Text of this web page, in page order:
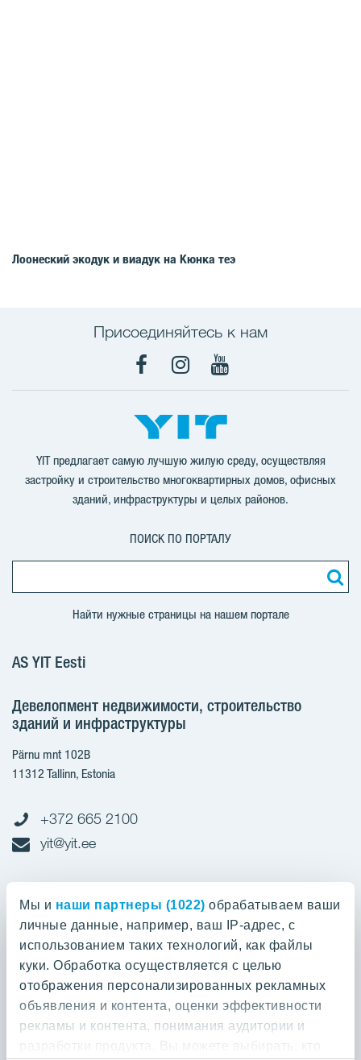
Мы и наши партнеры (1022) обрабатываем ваши
личные данные, например, ваш IP-адрес, с
использованием таких технологий, как файлы
куки. Обработка осуществляется с целью
отображения персонализированных рекламных
объявления и контента, оценки эффективности
рекламы и контента, понимания аудитории и
разработки продукта. Вы можете выбирать, кто
Лоонеский экодук и виадук на Кюнка теэ
Присоединяйтесь к нам
FacebookInstagram
YouTube
YIT предлагает самую лучшую жилую среду, осуществляя
застройку и строительство многоквартирных домов, офисных
зданий, инфраструктуры и целых районов.
ПОИСК ПО ПОРТАЛУ
Найти нужные страницы на нашем портале
AS YIT Eesti
Девелопмент недвижимости, строительство
зданий и инфраструктуры
Pärnu mnt 102B
11312 Tallinn, Estonia
+372 665 2100
yit@yit.ee
Cчет-фактура
Регистрационный номер: 10093801
pdfinvoices.yit.eesti@bscs.basware.com
О предприятии